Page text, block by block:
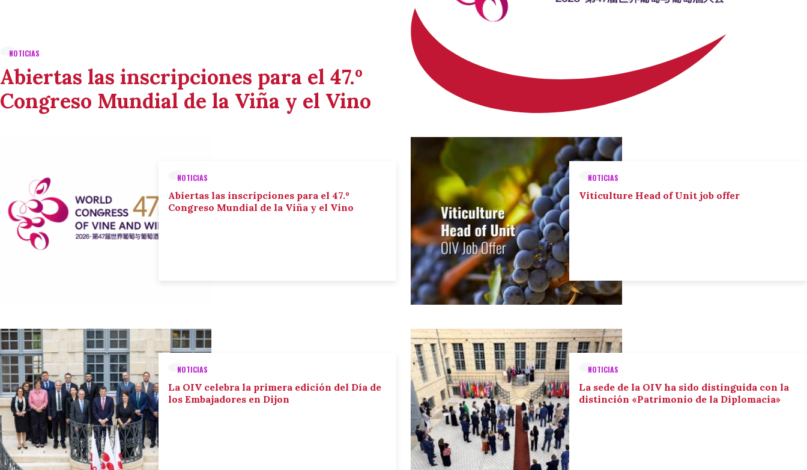
NOTICIAS
Abiertas las inscripciones para el 47.º
Congreso Mundial de la Viña y el Vino
NOTICIAS
Abiertas las inscripciones para el 47.º
Congreso Mundial de la Viña y el Vino
NOTICIAS
Viticulture Head of Unit job offer
NOTICIAS
La OIV celebra la primera edición del Día de
los Embajadores en Dijon
NOTICIAS
La sede de la OIV ha sido distinguida con la
distinción «Patrimonio de la Diplomacia»